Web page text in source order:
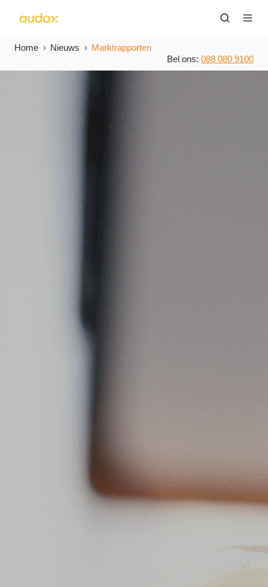
Home Nieuws
Marktrapporten
Bel ons: 088 080 9100